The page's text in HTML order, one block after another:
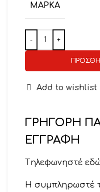
ΜΆΡΚΑ
Add to wishlist
ΓΡΗΓΟΡΗ
ΕΓΓΡΑΦΗ
Tηλεφωνηστέ
Η συμπληρωστέ